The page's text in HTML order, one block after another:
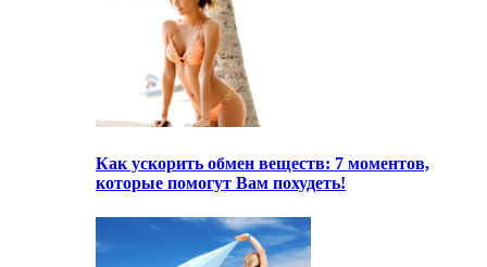
Как ускорить обмен веществ: 7 моментов,
которые помогут Вам похудеть!